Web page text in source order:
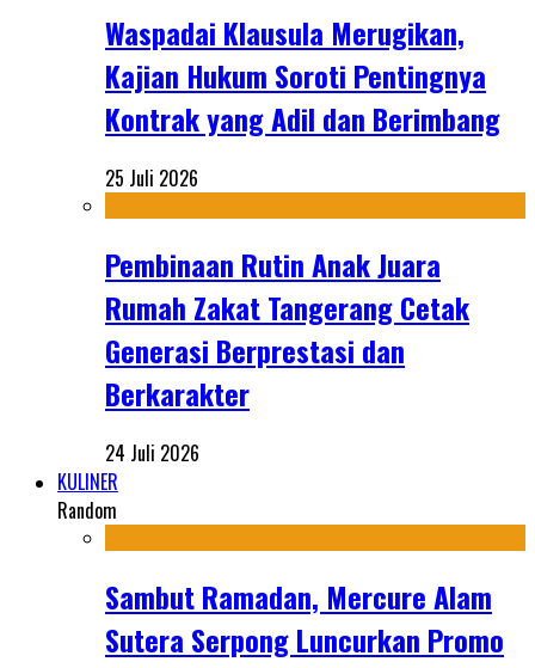
Waspadai Klausula Merugikan,
Kajian Hukum Soroti Pentingnya
Kontrak yang Adil dan Berimbang
25 Juli 2026
Pembinaan Rutin Anak Juara
Rumah Zakat Tangerang Cetak
Generasi Berprestasi dan
Berkarakter
24 Juli 2026
KULINER
Random
Sambut Ramadan, Mercure Alam
Sutera Serpong Luncurkan Promo